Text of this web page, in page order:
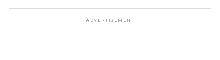
ADVERTISEMENT